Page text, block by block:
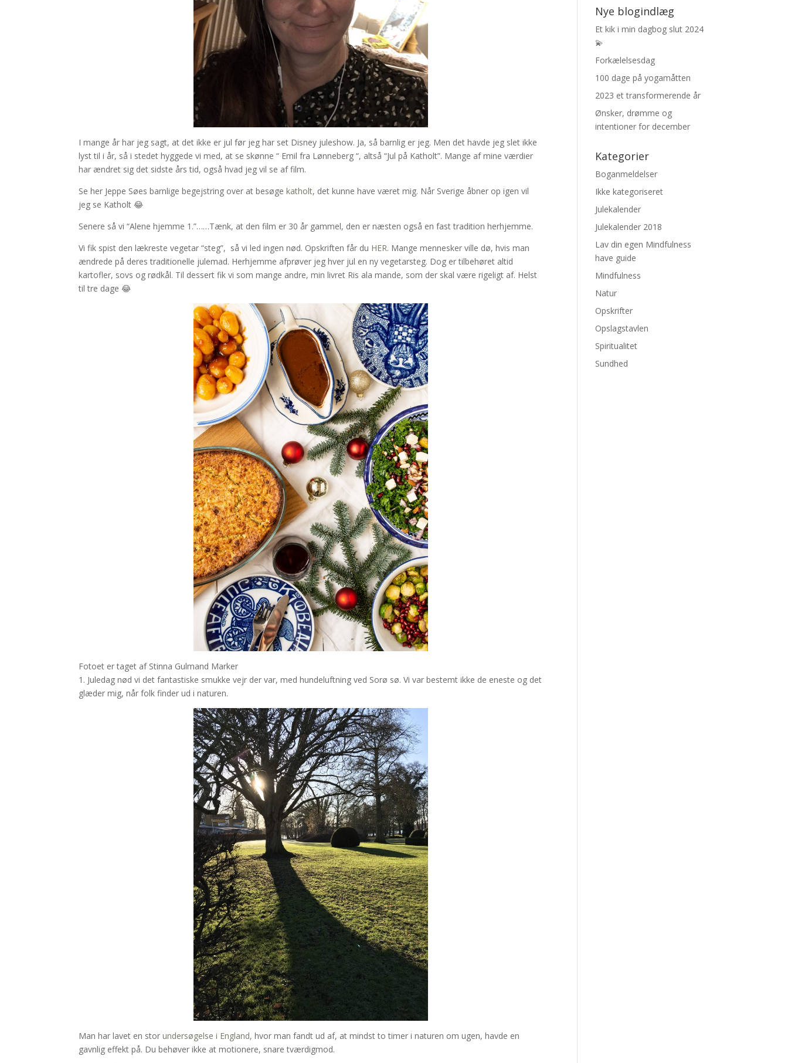
I mange år har jeg sagt, at det ikke er jul før jeg har set Disney juleshow. Ja, så barnlig er jeg. Men det havde jeg slet ikke
lyst til i år, så i stedet hyggede vi med, at se skønne “ Emil fra Lønneberg “, altså “Jul på Katholt”. Mange af mine værdier
har ændret sig det sidste års tid, også hvad jeg vil se af film.
Se her Jeppe Søes barnlige begejstring over at besøgekatholt, det kunne have været mig. Når Sverige åbner op igen vil
jeg se Katholt 😂
Senere så vi “Alene hjemme 1.”……Tænk, at den film er 30 år gammel, den er næsten også en fast tradition herhjemme.
Vi fik spist den lækreste vegetar “steg”, så vi led ingen nød. Opskriften får du HER. Mange mennesker ville dø, hvis man
ændrede på deres traditionelle julemad. Herhjemme afprøver jeg hver jul en ny vegetarsteg. Dog er tilbehøret altid
kartofler, sovs og rødkål. Til dessert fik vi som mange andre, min livret Ris ala mande, som der skal være rigeligt af. Helst
til tre dage 😂
Fotoet er taget af Stinna Gulmand Marker
1. Juledag nød vi det fantastiske smukke vejr der var, med hundeluftning ved Sorø sø. Vi var bestemt ikke de eneste og det
glæder mig, når folk finder ud i naturen.
Man har lavet en storundersøgelse i England, hvor man fandt ud af, at mindst to timer i naturen om ugen, havde en
gavnlig effekt på. Du behøver ikke at motionere, snare tværdigmod.
Nye blogindlæg
Et kik i min dagbog slut 2024
💫
Forkælelsesdag
100 dage på yogamåtten
2023 et transformerende år
Ønsker, drømme og
intentioner for december
Kategorier
Boganmeldelser
Ikke kategoriseret
Julekalender
Julekalender 2018
Lav din egen Mindfulness
have guide
Mindfulness
Natur
Opskrifter
Opslagstavlen
Spiritualitet
Sundhed